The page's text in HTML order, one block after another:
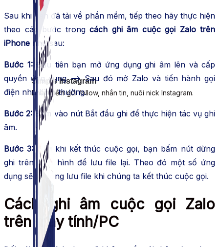
Simple Instagram
Phần mềm gửi follow, nhắn tin, nuôi nick Instagram.
Sau khi bạn đã tải về phần mềm, tiếp theo hãy thực hiện
theo các bước trong cách ghi âm cuộc gọi Zalo trên
iPhone như sau:
Bước 1:Đầu tiên bạn mở ứng dụng ghi âm lên và cấp
quyền ứng dụng –> Sau đó mở Zalo và tiến hành gọi
điện như bình thường.
Bước 2: Bấm vào nút Bắt đầu ghi để thực hiện tác vụ ghi
âm.
Bước 3:Sau khi kết thúc cuộc gọi, bạn bấm nút dừng
ghi trên màn hình để lưu file lại. Theo đó một số ứng
dụng sẽ tự động lưu file khi chúng ta kết thúc cuộc gọi.
Cách ghi âm cuộc gọi Zalo
trên máy tính/PC